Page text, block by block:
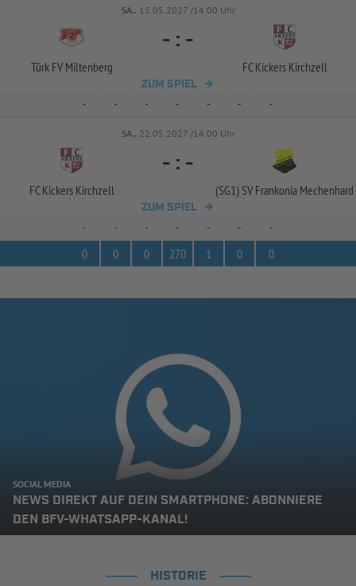
SA.. 15.05.2027 /14:00 Uhr
Türk FV Miltenberg
- : -
FC Kickers Kirchzell
ZUM SPIEL
- - - - - - -
SA.. 22.05.2027 /14:00 Uhr
FC Kickers Kirchzell
- : -
(SG1) SV Frankonia Mechenhard
ZUM SPIEL
- - - - - -
-
0
0 0 270 1 0 0
SOCIAL MEDIA
NEWS DIREKT AUF DEIN SMARTPHONE: ABONNIERE
DEN BFV-WHATSAPP-KANAL!
HISTORIE